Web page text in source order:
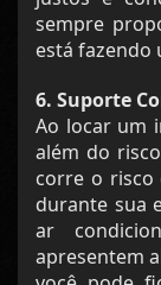
sempre
está fazendo
6. Suporte
Ao locar um
além do
corre o risco
durante sua
ar
apresentem